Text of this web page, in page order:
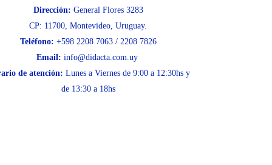
Dirección: General Flores 3283
CP: 11700, Montevideo, Uruguay.
Teléfono: +598 2208 7063 / 2208 7826
Email: info@didacta.com.uy
de atención: Lunes a Viernes de 9:00 a 12:30hs y
de 13:30 a 18hs